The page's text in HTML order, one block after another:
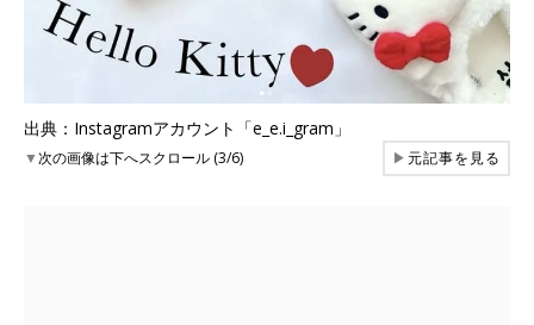
出典：Instagramアカウント「e_e.i_gram」
▼次の画像は下へスクロール (3/6) ▶元記事を見る